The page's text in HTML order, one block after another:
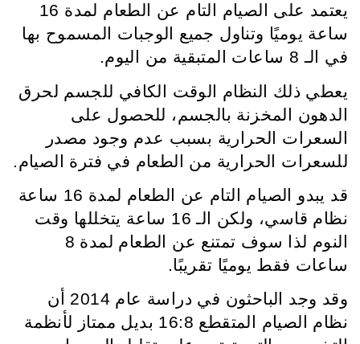
يعتمد على الصيام التام عن الطعام لمدة 16
ساعة يوميًا وتناول جميع الوجبات المسموح بها
في الـ 8 ساعات المتبقية من اليوم.
يعطي ذلك النظام الوقت الكافي للجسم لحرق
الدهون المخزنة بالجسم، للحصول على
السعرات الحرارية بسبب عدم وجود مصدر
للسعرات الحرارية من الطعام في فترة الصيام.
قد يبدو الصيام التام عن الطعام لمدة 16 ساعة
نظام قاسي، ولكن الـ 16 ساعة يتخللها وقت
النوم لذا سوف تمتنع عن الطعام لمدة 8
ساعات فقط يوميًا تقريبًا.
وقد وجد الباحثون في دراسة عام 2014 أن
نظام الصيام المتقطع 16:8 بديل ممتاز لأنظمة